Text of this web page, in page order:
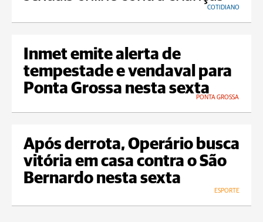
COTIDIANO
Inmet emite alerta de
tempestade e vendaval para
Ponta Grossa nesta sexta
PONTA GROSSA
Após derrota, Operário busca
vitória em casa contra o São
Bernardo nesta sexta
ESPORTE